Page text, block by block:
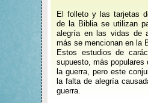
El folleto y las tarjetas
de la Biblia se utilizan
alegría en las vidas de
más se mencionan en la
Estos estudios de
supuesto, más populares
la guerra, pero este
la falta de alegría
guerra.